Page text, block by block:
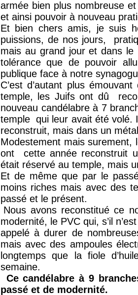
armée bien plus nombreuse
et ainsi pouvoir à nouveau
Et bien chers amis, je suis
puissions, de nos jours,
mais au grand jour et dans
tolérance que de pouvoir
publique face à notre
C’est d’autant plus
temple, les Juifs ont dû
nouveau candélabre à 7
temple qui leur avait été volé.
reconstruit, mais dans un
Modestement mais surement,
ont cette année reconstruit
était réservé au temple, mais
Et de même que par le
moins riches mais avec des
passé et le présent.
Nous avons reconstitué ce
modernité, le PVC qui, s’il
appelé à durer de
mais avec des ampoules
longtemps que la fiole
semaine.
Ce candélabre à 9
passé et de modernité.